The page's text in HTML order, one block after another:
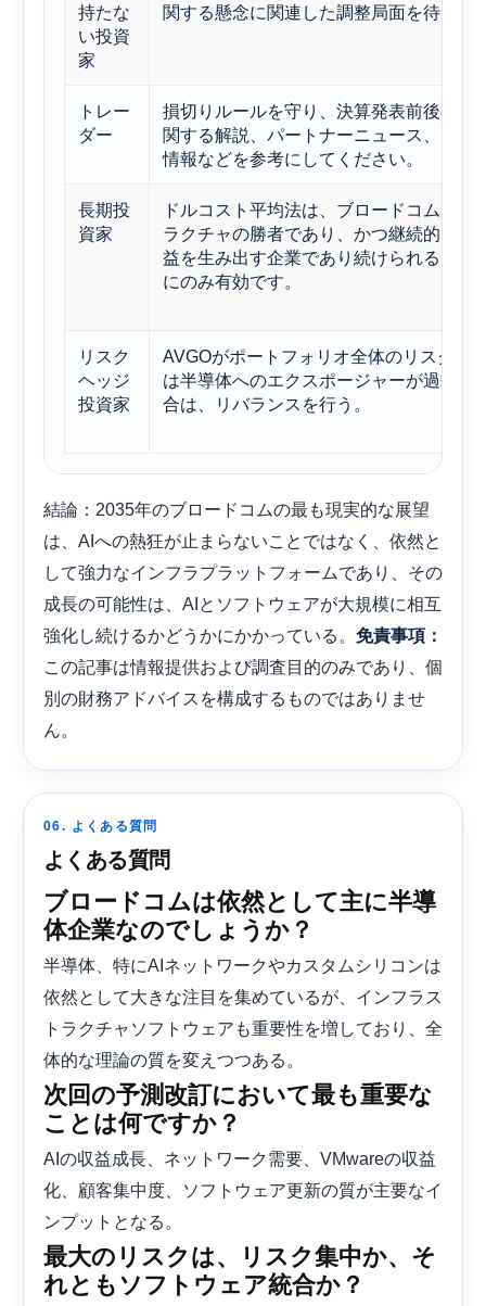
持たな
い投資
家
関する懸念に関連した調整局面を待つべ
トレー
ダー
損切りルールを守り、決算発表前後の取
関する解説、パートナーニュース、ソフ
情報などを参考にしてください。
長期投
資家
ドルコスト平均法は、ブロードコムがAI
ラクチャの勝者であり、かつ継続的なソ
益を生み出す企業であり続けられると確
にのみ有効です。
リスク
ヘッジ
投資家
AVGOがポートフォリオ全体のリスクに
は半導体へのエクスポージャーが過剰に
合は、リバランスを行う。
結論：2035年のブロードコムの最も現実的な展望
は、AIへの熱狂が止まらないことではなく、依然と
して強力なインフラプラットフォームであり、その
成長の可能性は、AIとソフトウェアが大規模に相互
強化し続けるかどうかにかかっている。 免責事項：
この記事は情報提供および調査目的のみであり、個
別の財務アドバイスを構成するものではありませ
ん。
06. よくある質問
よくある質問
ブロードコムは依​​然として主に半導
体企業なのでしょうか？
半導体、特にAIネットワークやカスタムシリコンは
依然として大きな注目を集めているが、インフラス
トラクチャソフトウェアも重要性を増しており、全
体的な理論の質を変えつつある。
次回の予測改訂において最も重要な
ことは何ですか？
AIの収益成長、ネットワーク需要、VMwareの収益
化、顧客集中度、ソフトウェア更新の質が主要なイ
ンプットとなる。
最大のリスクは、リスク集中か、そ
れともソフトウェア統合か？